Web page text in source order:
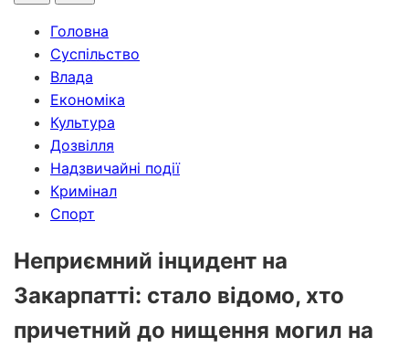
Головна
Суспільство
Влада
Економіка
Культура
Дозвілля
Надзвичайні події
Кримінал
Спорт
Неприємний інцидент на
Закарпатті: стало відомо, хто
причетний до нищення могил на